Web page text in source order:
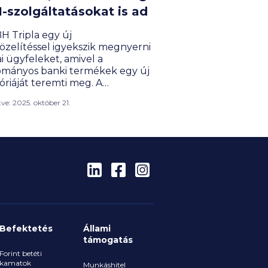
szolgáltatásokat is ad
Tripla egy új
igyekszik megnyerni
ügyfeleket, amivel a
banki termékek egy új
teremti meg. A
kínál, hanem digitális
2025. október 21.
Befektetés
Forint betéti
kamatok
Állami
támogatás
Munkáshitel